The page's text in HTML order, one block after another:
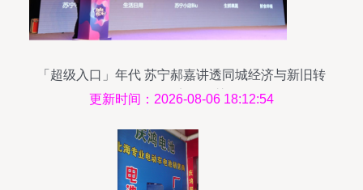
「超级入口」年代 苏宁郝嘉讲透同城经济与新旧转
换下的实体智慧
更新时间：2026-08-06 18:12:54